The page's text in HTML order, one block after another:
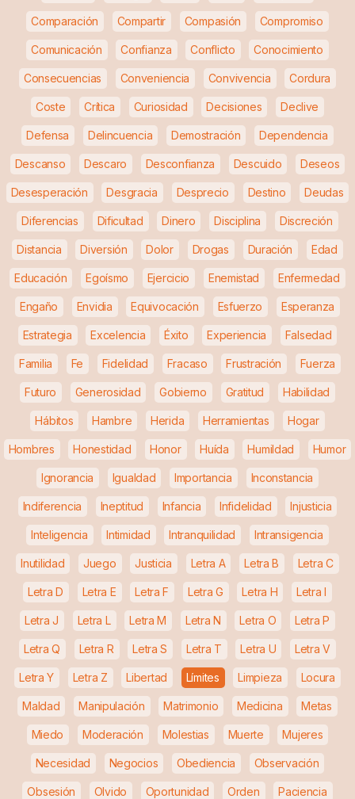
Comparación Compartir Compasión Compromiso
Comunicación Confianza Conflicto Conocimiento
Consecuencias Conveniencia Convivencia Cordura
Coste Crítica Curiosidad Decisiones Declive
Defensa Delincuencia Demostración Dependencia
Descanso Descaro Desconfianza Descuido Deseos
Desesperación Desgracia Desprecio Destino Deudas
Diferencias Dificultad Dinero Disciplina Discreción
Distancia Diversión Dolor Drogas Duración Edad
Educación Egoísmo Ejercicio Enemistad Enfermedad
Engaño Envidia Equivocación Esfuerzo Esperanza
Estrategia Excelencia Éxito Experiencia Falsedad
Familia Fe Fidelidad Fracaso Frustración Fuerza
Futuro Generosidad Gobierno Gratitud Habilidad
Hábitos Hambre Herida Herramientas Hogar
Hombres Honestidad Honor Huída Humildad Humor
Ignorancia Igualdad Importancia Inconstancia
Indiferencia Ineptitud Infancia Infidelidad Injusticia
Inteligencia Intimidad Intranquilidad Intransigencia
Inutilidad Juego Justicia Letra A Letra B Letra C
Letra D Letra E Letra F Letra G Letra H Letra I
Letra J Letra L Letra M Letra N Letra O Letra P
Letra Q Letra R Letra S Letra T Letra U Letra V
Letra Y Letra Z Libertad Límites Limpieza Locura
Maldad Manipulación Matrimonio Medicina Metas
Miedo Moderación Molestias Muerte Mujeres
Necesidad Negocios Obediencia Observación
Obsesión Olvido Oportunidad Orden Paciencia